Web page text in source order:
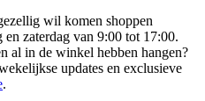
wil komen shoppen
zaterdag van 9:00 tot 17:00.
al in de winkel hebben hangen?
updates en exclusieve
.